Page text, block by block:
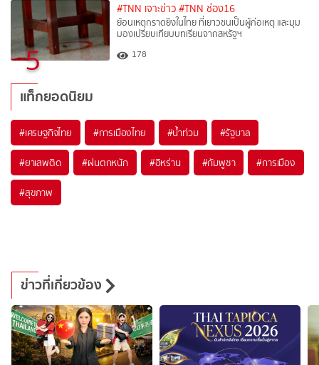
5
#TNN เจาะข่าว #TNN ช่อง16
ย้อนเหตุกราดยิงในไทย ที่เยาวชนเป็นผู้ก่อเหตุ และมุม
มองเปรียบเทียบบทเรียนจากสหรัฐฯ
178
แท็กยอดนิยม
#เศรษฐกิจไทย #การเมืองไทย #น้ำท่วม #รัฐบาล
#ยาเสพติด #ฝนตกหนัก #อิหร่าน #กัมพูชา #การเมือง
#สุขภาพ
ข่าวที่เกี่ยวข้อง